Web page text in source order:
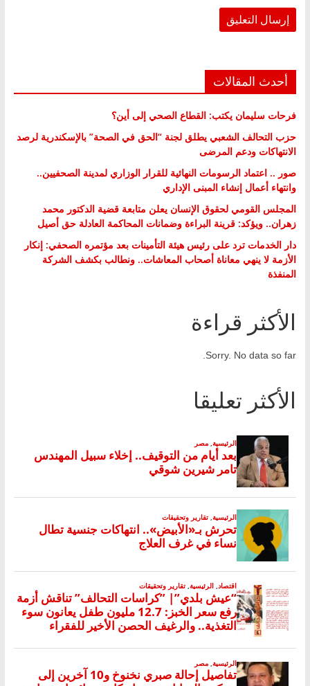
أحدث المقالات
فرحات سليمان يكتب: القطاع الصحي إلى أين؟
حزب التحالف الشعبي يطلق لجنة “الحق في الصحة” بالإسكندرية لرصد
الانتهاكات ودعم المرضى
صور .. اعتماد الرسومات النهائية للقرار الوزاري لمدينة الصحفيين..
وانتهاء أعمال إنشاء المبنى الإداري
المجلس القومي لحقوق الإنسان يعلن متابعة قضية الدكتور محمد
زهران.. ويؤكد: قرينة البراءة وضمانات المحاكمة العادلة حق أصيل
دار الخدمات ترد على رئيس هيئة التأمينات بعد مؤتمره الصحفي: إنكار
الأزمة لا ينهي معاناة أصحاب المعاشات.. ونطالب بكشف الشركة
المنفذة
الأكثر قراءة
Sorry. No data so far.
الأكثر تعليقا